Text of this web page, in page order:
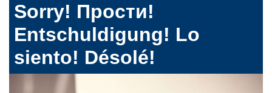
Sorry! Прости!
Entschuldigung! Lo
siento! Désolé!